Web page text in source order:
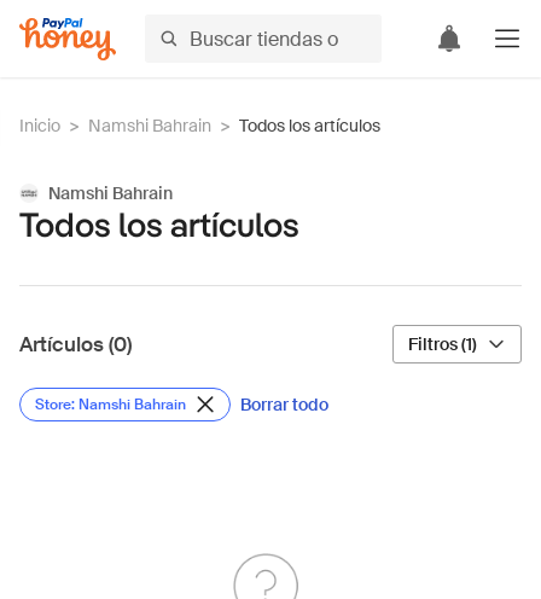
Inicio > Namshi Bahrain > Todos los artículos
Namshi Bahrain
Todos los artículos
Artículos (0) Filtros (1)
Store: Namshi Bahrain Borrar todo